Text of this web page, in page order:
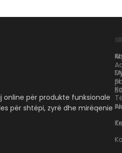
për produkte funksionale
për shtëpi, zyrë dhe mirëqenie